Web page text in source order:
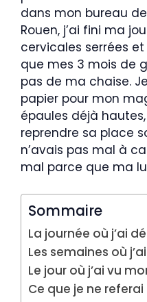
dans mon bureau
Rouen, j’ai fini ma
cervicales serrées
que mes 3 mois de
pas de ma chaise.
papier pour mon
épaules déjà
reprendre sa place
n’avais pas mal à
mal parce que ma
Sommaire
La journée où j’ai
Les semaines où
Le jour où j’ai vu
Ce que je ne referai